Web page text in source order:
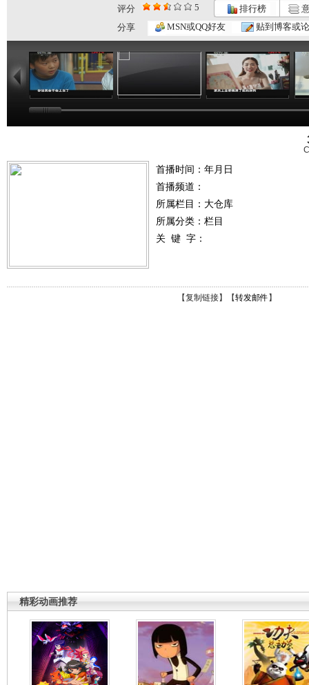
评分 5 排行榜
分享
MSN或QQ好友 贴到博客或
01:34
大仓库 酷...
11:58
大仓库 我...
14:38
首播时间：年月日
首播频道：
所属栏目： 大仓库
所属分类：栏目
关 键 字：
【复制链接】【转发邮件 】
精彩动画推荐